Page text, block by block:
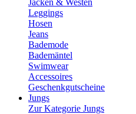
Jacken & Westen
Leggings
Hosen
Jeans
Bademode
Bademäntel
Swimwear
Accessoires
Geschenkgutscheine
Jungs
Zur Kategorie Jungs